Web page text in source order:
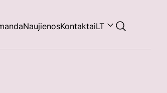
NaujienosKontaktaiLT